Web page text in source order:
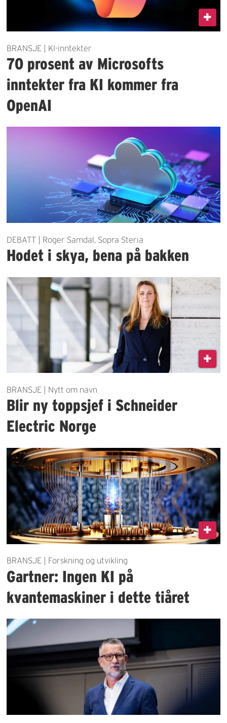
BRANSJE | KI-inntekter
70 prosent av Microsofts
inntekter fra KI kommer fra
OpenAI
DEBATT | Roger Samdal, Sopra Steria
Hodet i skya, bena på bakken
BRANSJE | Nytt om navn
Blir ny toppsjef i Schneider
Electric Norge
BRANSJE | Forskning og utvikling
Gartner: Ingen KI på
kvantemaskiner i dette tiåret